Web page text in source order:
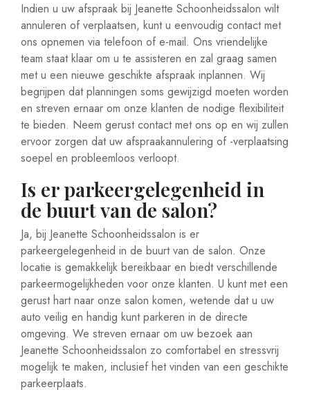
Indien u uw afspraak bij Jeanette Schoonheidssalon wilt
annuleren of verplaatsen, kunt u eenvoudig contact met
ons opnemen via telefoon of e-mail. Ons vriendelijke
team staat klaar om u te assisteren en zal graag samen
met u een nieuwe geschikte afspraak inplannen. Wij
begrijpen dat planningen soms gewijzigd moeten worden
en streven ernaar om onze klanten de nodige flexibiliteit
te bieden. Neem gerust contact met ons op en wij zullen
ervoor zorgen dat uw afspraakannulering of -verplaatsing
soepel en probleemloos verloopt.
Is er parkeergelegenheid in
de buurt van de salon?
Ja, bij Jeanette Schoonheidssalon is er
parkeergelegenheid in de buurt van de salon. Onze
locatie is gemakkelijk bereikbaar en biedt verschillende
parkeermogelijkheden voor onze klanten. U kunt met een
gerust hart naar onze salon komen, wetende dat u uw
auto veilig en handig kunt parkeren in de directe
omgeving. We streven ernaar om uw bezoek aan
Jeanette Schoonheidssalon zo comfortabel en stressvrij
mogelijk te maken, inclusief het vinden van een geschikte
parkeerplaats.